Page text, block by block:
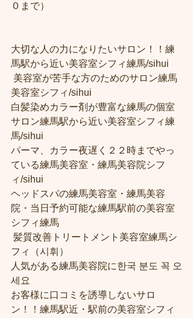
０まで）
大切な人の力になりたいサロン！！練
馬駅から近い美容室シフィ練馬/sihui
美容室シフィ/sihui
白髪染めカラー剤が豊富な練馬の個室
サロン練馬駅から近い美容室シフィ練
馬/sihui
パーマ、カラー夜遅く２２時までやっ
ている練馬美容室・練馬美容院シフ
ィ/sihui
ヘッドスパの練馬美容室・練馬美容
院・当日予約可能な練馬駅前の美容室
シフィ練馬
フィ（시휘）
人気がある練馬美容院に한국 분도 꼭 오
세요
お客様に口コミを誘導しないサロ
ン！！練馬駅近・駅前の美容室シフィ